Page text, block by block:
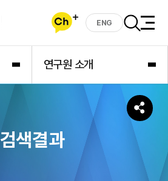
ENG
연구원 소개
검색결과